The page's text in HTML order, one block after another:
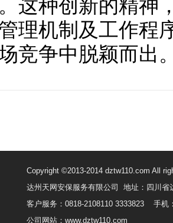
这种创新的精神
理机制及工作程
竞争中脱颖而出
Copyright ©2013-2014 dztw110.com All
达州天网安保服务有限公司 地址：四川省
客户服务：0818-2108110 3333823 手机
公司网站：www.dztw110.com